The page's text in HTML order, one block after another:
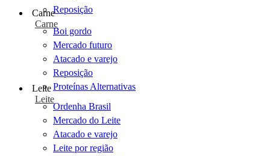
Reposição
Carne
Carne
Boi gordo
Mercado futuro
Atacado e varejo
Reposição
Proteínas Alternativas
Leite
Leite
Ordenha Brasil
Mercado do Leite
Atacado e varejo
Leite por região